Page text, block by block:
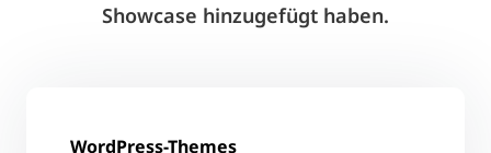
Showcase hinzugefügt haben.
WordPress-Themes